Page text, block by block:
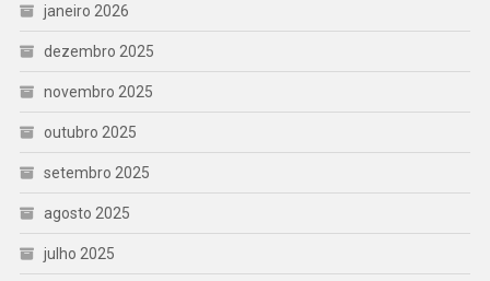
janeiro 2026
dezembro 2025
novembro 2025
outubro 2025
setembro 2025
agosto 2025
julho 2025